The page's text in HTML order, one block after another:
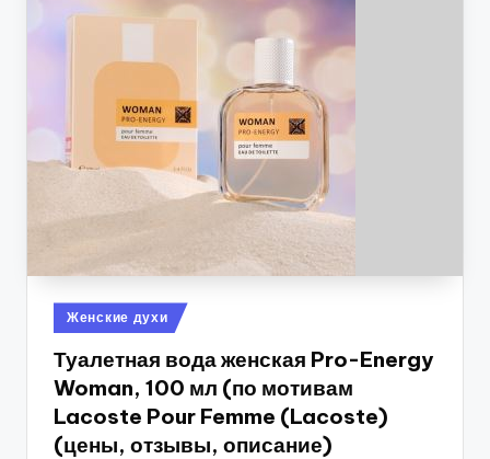
Опубликовано
в
Женские духи
Туалетная вода женская Pro-Energy
Woman, 100 мл (по мотивам
Lacoste Pour Femme (Lacoste)
(цены, отзывы, описание)